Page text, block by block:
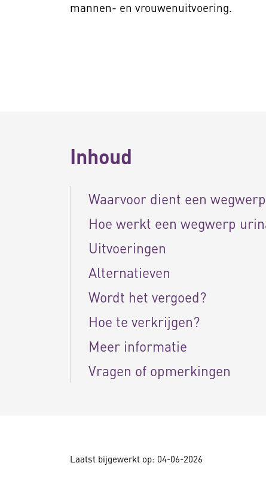
mannen- en vrouwenuitvoering.
Inhoud
Waarvoor dient een
Hoe werkt een wegwerp
Uitvoeringen
Alternatieven
Wordt het vergoed?
Hoe te verkrijgen?
Meer informatie
Vragen of opmerkingen
Laatst bijgewerkt op: 04-06-2026